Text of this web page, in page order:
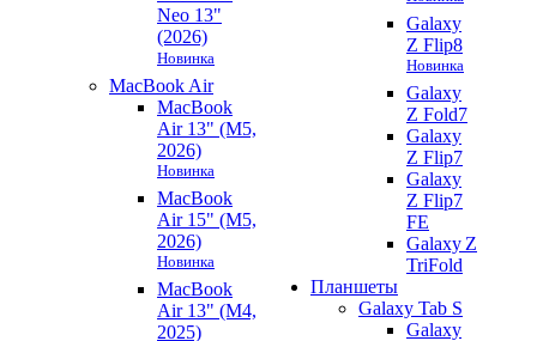
Neo 13"
(2026)
Новинка
MacBook Air
MacBook
Air 13" (M5,
2026)
Новинка
MacBook
Air 15" (M5,
2026)
Новинка
MacBook
Air 13" (M4,
2025)
Galaxy
Z Flip8
Новинка
Galaxy
Z Fold7
Galaxy
Z Flip7
Galaxy
Z Flip7
FE
Galaxy Z
TriFold
Планшеты
Galaxy Tab S
Galaxy